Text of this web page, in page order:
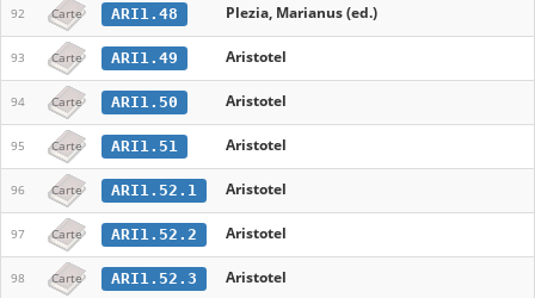
92 Carte ARI1.48 Plezia, Marianus (ed.)
93 Carte ARI1.49 Aristotel
94 Carte ARI1.50 Aristotel
95 Carte ARI1.51 Aristotel
96 Carte ARI1.52.1 Aristotel
97 Carte ARI1.52.2 Aristotel
98 Carte ARI1.52.3 Aristotel